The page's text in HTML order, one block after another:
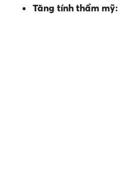
Tăng tính thẩm mỹ: